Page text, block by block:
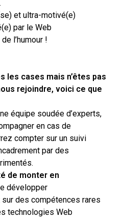
et ultra-motivé(e)
par le Web
l’humour !
les cases mais n’êtes pas
rejoindre, voici ce que
équipe soudée d’experts,
en cas de
compter sur un suivi
par des
de monter en
développer
des compétences rares
technologies Web